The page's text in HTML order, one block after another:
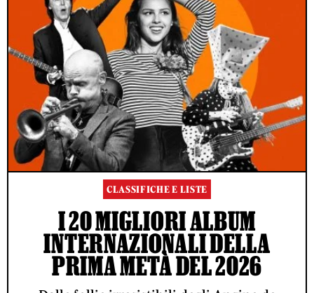
CLASSIFICHE E LISTE
I 20 MIGLIORI ALBUM
INTERNAZIONALI DELLA
PRIMA METÀ DEL 2026